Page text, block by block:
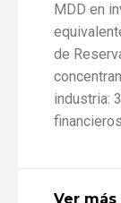
MDD en
de
industria:
Ver más